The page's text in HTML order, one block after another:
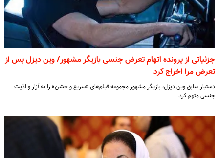
جزئیاتی از پرونده اتهام تعرض جنسی بازیگر مشهور/ وین دیزل پس از
تعرض مرا اخراج کرد
دستیار سابق وین دیزل، بازیگر مشهور مجموعه فیلم‌های «سریع و خشن» را به آزار و اذیت
جنسی متهم کرد.